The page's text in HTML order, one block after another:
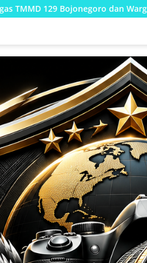
Kompak Perkuat Drainase